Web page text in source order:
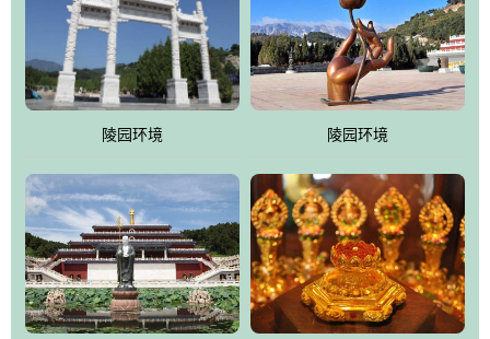
的地形优势，打造现代艺术园林，建设旅游景观、寺庙、酒店等综
合服务设施，服务于陵园经营，使企业的多元化经营项目相互依
托、相互促进，园区绿化覆盖率达90%。
陵园环境 陵园环境